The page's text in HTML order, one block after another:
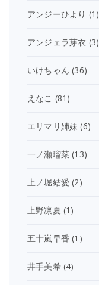
アンジーひより (1)
アンジェラ芽衣 (3)
いけちゃん (36)
えなこ (81)
エリマリ姉妹 (6)
一ノ瀬瑠菜 (13)
上ノ堀結愛 (2)
上野凛夏 (1)
五十嵐早香 (1)
井手美希(4)